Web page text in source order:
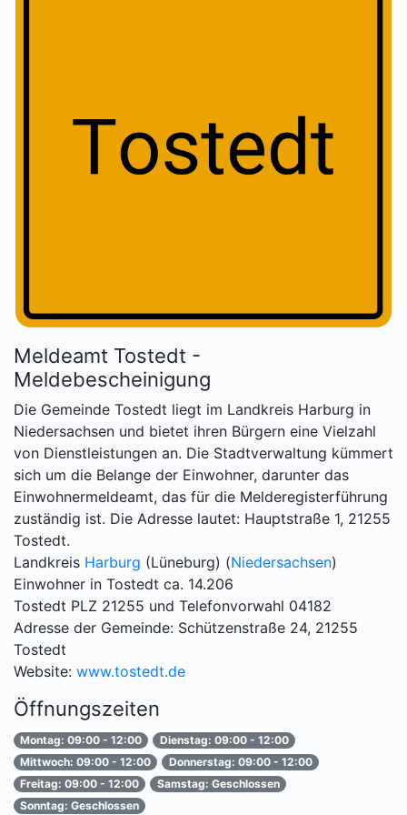
Meldeamt Tostedt -
Meldebescheinigung
Die Gemeinde Tostedt liegt im Landkreis Harburg in
Niedersachsen und bietet ihren Bürgern eine Vielzahl
von Dienstleistungen an. Die Stadtverwaltung kümmert
sich um die Belange der Einwohner, darunter das
Einwohnermeldeamt, das für die Melderegisterführung
zuständig ist. Die Adresse lautet: Hauptstraße 1, 21255
Tostedt.
Landkreis Harburg (Lüneburg) (Niedersachsen)
Einwohner in Tostedt ca. 14.206
Tostedt PLZ 21255 und Telefonvorwahl 04182
Adresse der Gemeinde: Schützenstraße 24, 21255
Tostedt
Website: www.tostedt.de
Öffnungszeiten
Montag: 09:00 - 12:00
Dienstag: 09:00 - 12:00
Mittwoch: 09:00 - 12:00
Donnerstag: 09:00 - 12:00
Freitag: 09:00 - 12:00
Samstag: Geschlossen
Sonntag: Geschlossen